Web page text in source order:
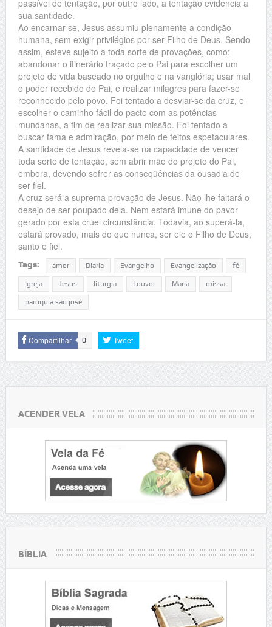
passível de tentação, por outro lado, a tentação evidencia a
sua santidade.
Ao encarnar-se, Jesus assumiu plenamente a condição
humana, sem exigir privilégios por ser Filho de Deus. Sendo
assim, esteve sujeito a toda sorte de provações, como:
abandonar o itinerário traçado pelo Pai para escolher um
projeto de vida baseado no orgulho e na vanglória; usar mal
o poder recebido do Pai, e realizar milagres para fazer-se
reconhecido pelo povo. Foi tentado a desviar-se da cruz, e
escolher o caminho fácil do pacto com as potências
mundanas, a fim de realizar sua missão. Foi tentado a
buscar fama e admiração, por meio de feitos espetaculares.
A santidade de Jesus revela-se na capacidade de vencer
toda sorte de tentação, sem abrir mão do projeto do Pai,
embora, devendo sofrer as conseqüências da ousadia de
ser fiel.
A cruz será a suprema provação de Jesus. Não lhe faltará o
desejo de ser poupado dela. Nem estará imune do pavor
gerado por esta cruel circunstância. Todavia, ao superá-la,
estará provado, mais do que nunca, ser ele o Filho de Deus,
santo e fiel.
Tags: amor Diaria Evangelho Evangelização fé
Igreja Jesus liturgia Louvor Maria missa
paroquia são josé
Compartilhar 0 Tweet
ACENDER VELA
BÍBLIA